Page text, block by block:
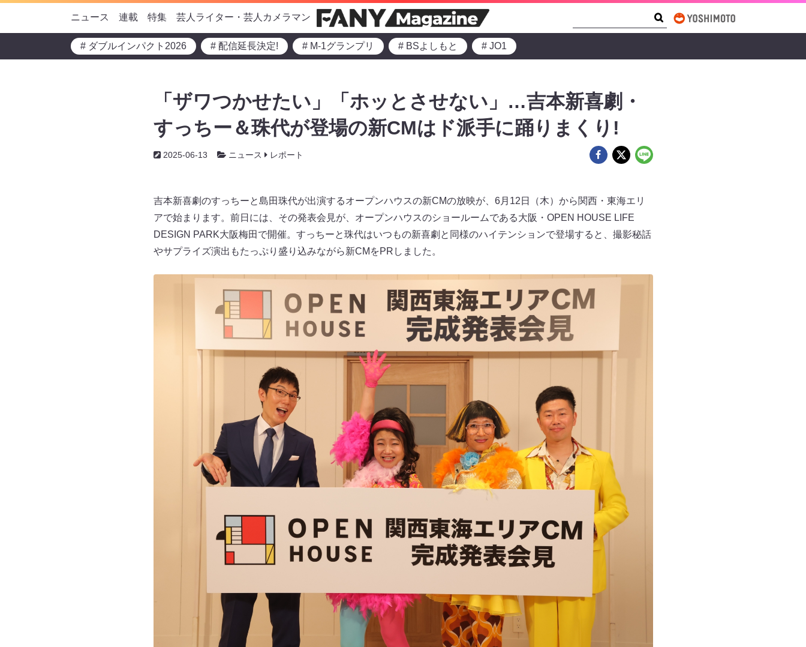
ニュース 連載 特集 芸人ライター・芸人カメラマン
# ダブルインパクト2026 # 配信延長決定! # M-1グランプリ # BSよしもと # JO1
「ザワつかせたい」「ホッとさせない」…吉本新喜劇・
すっちー＆珠代が登場の新CMはド派手に踊りまくり!
2025-06-13 ニュース レポート
吉本新喜劇のすっちーと島田珠代が出演するオープンハウスの新CMの放映が、6月12日（木）から関西・東海エリ
アで始まります。前日には、その発表会見が、オープンハウスのショールームである大阪・OPEN HOUSE LIFE
DESIGN PARK大阪梅田で開催。すっちーと珠代はいつもの新喜劇と同様のハイテンションで登場すると、撮影秘話
やサプライズ演出もたっぷり盛り込みながら新CMをPRしました。